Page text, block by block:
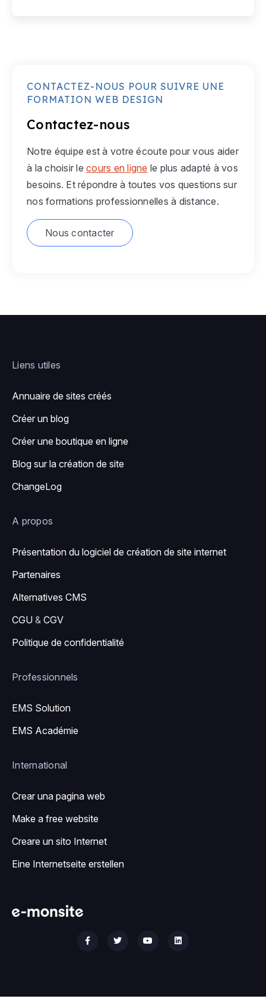
CONTACTEZ-NOUS POUR SUIVRE UNE
FORMATION WEB DESIGN
Contactez-nous
Notre équipe est à votre écoute pour vous aider
à la choisir le cours en ligne le plus adapté à vos
besoins. Et répondre à toutes vos questions sur
nos formations professionnelles à distance.
Nous contacter
Liens utiles
Annuaire de sites créés
Créer un blog
Créer une boutique en ligne
Blog sur la création de site
ChangeLog
A propos
Présentation du logiciel de création de site internet
Partenaires
Alternatives CMS
CGU & CGV
Politique de confidentialité
Professionnels
EMS Solution
EMS Académie
International
Crear una pagina web
Make a free website
Creare un sito Internet
Eine Internetseite erstellen